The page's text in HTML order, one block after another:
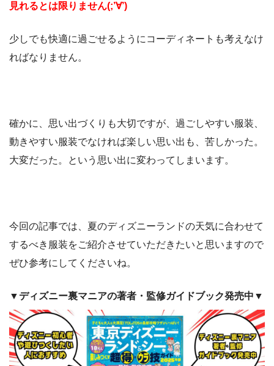
見れるとは限りません(;’∀’)
少しでも快適に過ごせるようにコーディネートも考えなけ
ればなりません。
確かに、思い出づくりも大切ですが、過ごしやすい服装、
動きやすい服装でなければ楽しい思い出も、苦しかった。
大変だった。という思い出に変わってしまいます。
今回の記事では、夏のディズニーランドの天気に合わせて
するべき服装をご紹介させていただきたいと思いますので
ぜひ参考にしてくださいね。
▼ディズニー裏マニアの著者・監修ガイドブック発売中▼